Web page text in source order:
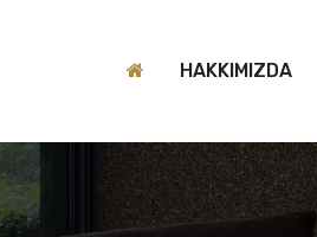
HAKKIMIZDA